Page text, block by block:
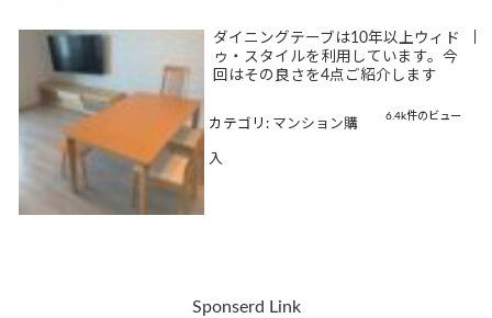
ダイニングテーブは10年以上ウィド
ゥ・スタイルを利用しています。今
回はその良さを4点ご紹介します
6.4k件のビュー
カテゴリ: マンション購
入
Sponserd Link